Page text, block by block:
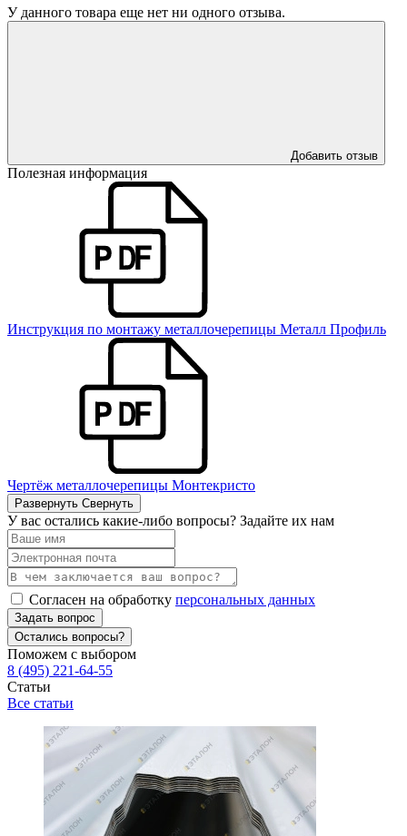
У данного товара еще нет ни одного отзыва.
Добавить отзыв
Полезная информация
Инструкция по монтажу металлочерепицы Металл Профиль
Чертёж металлочерепицы Монтекристо
Развернуть Свернуть
У вас остались какие-либо вопросы? Задайте их нам
Согласен на обработку персональных данных
Задать вопрос
Остались вопросы?
Поможем с выбором
8 (495) 221-64-55
Статьи
Все статьи